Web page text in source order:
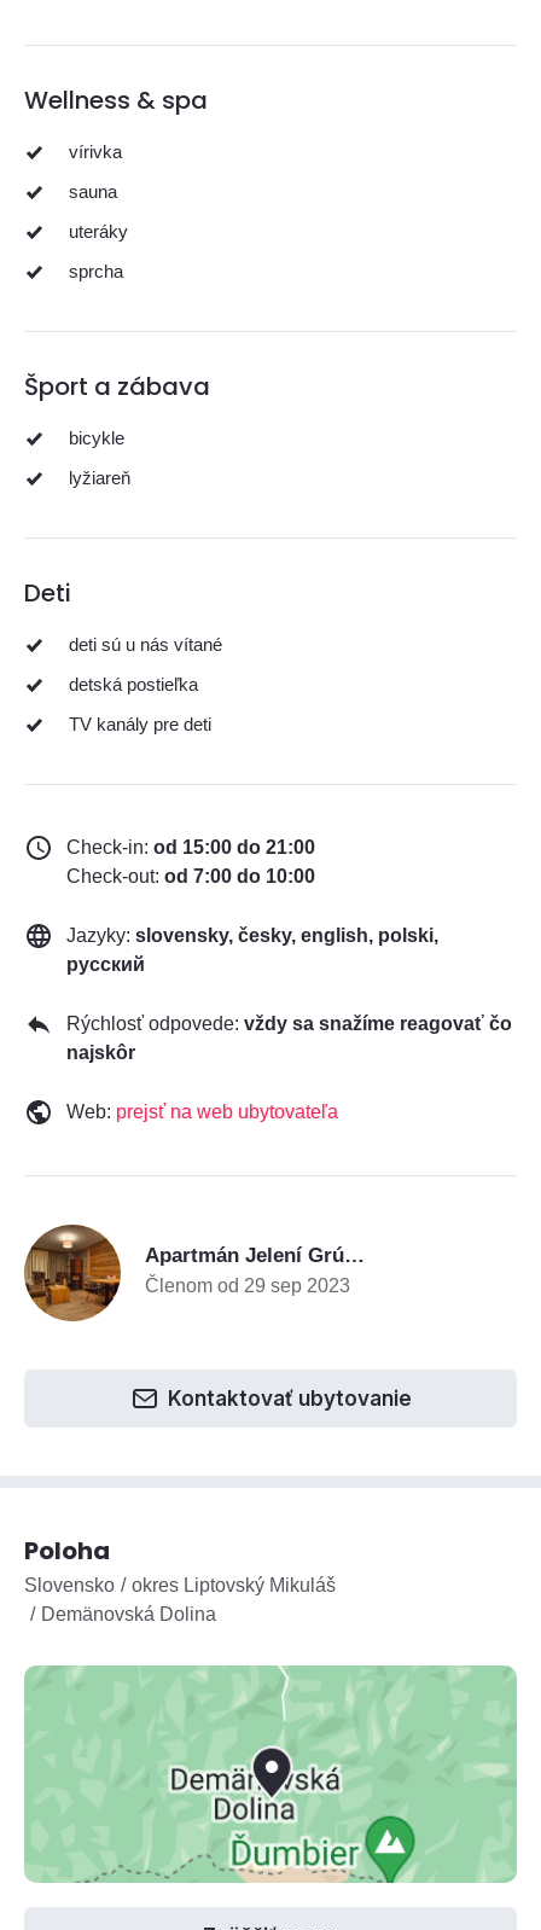
Wellness & spa
vírivka
sauna
uteráky
sprcha
Šport a zábava
bicykle
lyžiareň
Deti
deti sú u nás vítané
detská postieľka
TV kanály pre deti
Check-in: od 15:00 do 21:00
Check-out: od 7:00 do 10:00
Jazyky: slovensky, česky, english, polski,
русский
Rýchlosť odpovede: vždy sa snažíme reagovať čo
najskôr
Web: prejsť na web ubytovateľa
A Apartmán Jelení Grúň - Chalet Jasná
Členom od 29 sep 2023
Kontaktovať ubytovanie
Poloha
Slovensko
okres Liptovský Mikuláš
Demänovská Dolina